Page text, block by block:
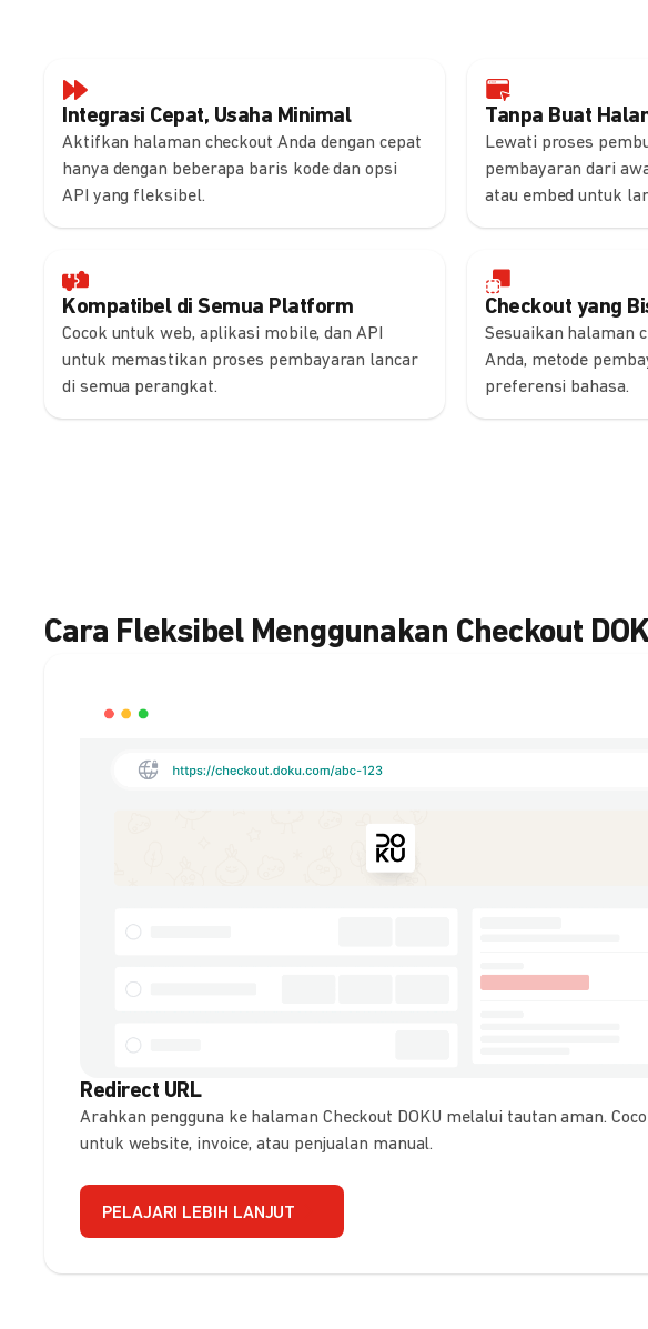
Integrasi Cepat, Usaha Minimal
Aktifkan halaman checkout Anda dengan cepat
hanya dengan beberapa baris kode dan opsi
API yang fleksibel.
Tanpa Buat
Lewati proses
pembayaran dari
atau embed untuk
Kompatibel di Semua Platform
Cocok untuk web, aplikasi mobile, dan API
untuk memastikan proses pembayaran lancar
di semua perangkat.
Checkout yang
Sesuaikan halaman
Anda, metode
preferensi bahasa.
Cara Fleksibel Menggunakan Checkout
Redirect URL
Arahkan pengguna ke halaman Checkout DOKU melalui tautan aman.
untuk website, invoice, atau penjualan manual.
PELAJARI LEBIH LANJUT